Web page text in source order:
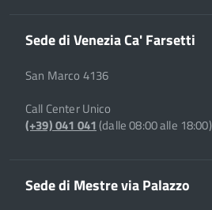
Sede di Venezia Ca' Farsetti
San Marco 4136
Call Center Unico
(+39) 041 041(dalle 08:00 alle 18:00)
Sede di Mestre via Palazzo